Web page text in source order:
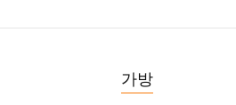
가방